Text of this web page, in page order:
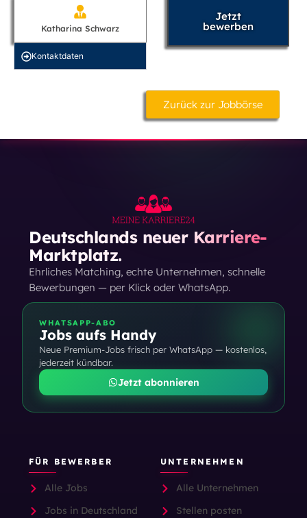
Katharina Schwarz
Kontakt­daten
Jetzt
bewerben
Zurück zur Jobbörse
Deutschlands neuer Karriere-
Marktplatz.
Ehrliches Matching, echte Unternehmen, schnelle
Bewerbungen — per Klick oder WhatsApp.
WHATSAPP-ABO
Jobs aufs Handy
Neue Premium-Jobs frisch per WhatsApp — kostenlos,
jederzeit kündbar.
Jetzt abonnieren
FÜR BEWERBER
Alle Jobs
Jobs in Deutschland
UNTERNEHMEN
Alle Unternehmen
Stellen posten